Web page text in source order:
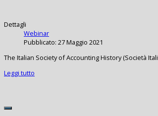
Dettagli
Webinar
Pubblicato: 27 Maggio 2021
The Italian Society of Accounting History (Società
Leggi tutto